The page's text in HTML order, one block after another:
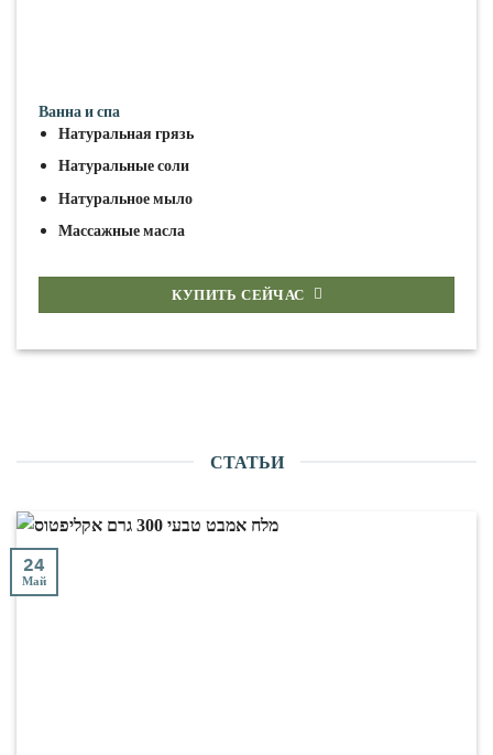
Ванна и спа
Натуральная грязь
Натуральные соли
Натуральное мыло
Массажные масла
КУПИТЬ СЕЙЧАС
СТАТЬИ
24
Май